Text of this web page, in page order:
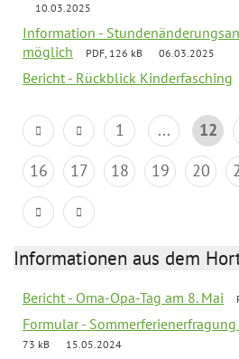
10.03.2025
Information -
möglich
PDF, 126 kB 06.03.2025
Bericht - Rückblick Kinderfasching
1 ... 12
16
17 18 19 20
Informationen aus dem
Bericht - Oma-Opa-Tag am 8. Mai
Formular -
73 kB
15.05.2024